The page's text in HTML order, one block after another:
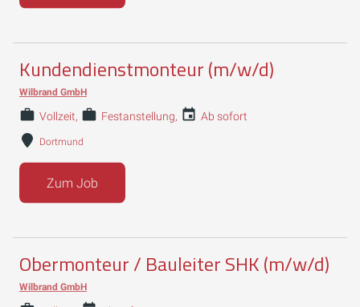
Kundendienstmonteur (m/w/d)
Wilbrand GmbH
Vollzeit Festanstellung Ab sofort
Dortmund
Zum Job
Obermonteur / Bauleiter SHK (m/w/d)
Wilbrand GmbH